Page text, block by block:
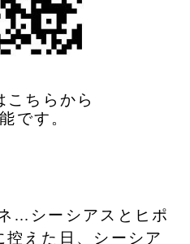
こちらから
です。
…シーシアスとヒポ
控えた日、シーシア